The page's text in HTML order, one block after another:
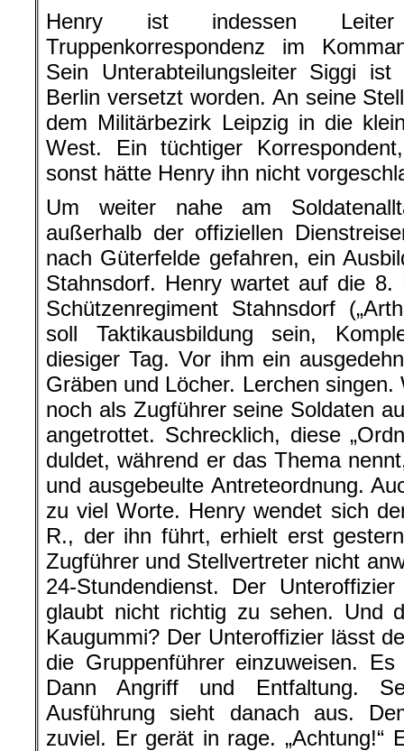
Henry ist indessen Leiter
Truppenkorrespondenz im
Sein Unterabteilungsleiter Siggi
Berlin versetzt worden. An seine
dem Militärbezirk Leipzig in die
West. Ein tüchtiger
sonst hätte Henry ihn nicht
Um weiter nahe am
außerhalb der offiziellen
nach Güterfelde gefahren, ein
Stahnsdorf. Henry wartet auf die 8.
Schützenregiment Stahnsdorf
soll Taktikausbildung sein,
diesiger Tag. Vor ihm ein
Gräben und Löcher. Lerchen
noch als Zugführer seine Soldaten
angetrottet. Schrecklich, diese
duldet, während er das Thema
und ausgebeulte Antreteordnung.
zu viel Worte. Henry wendet sich
R., der ihn führt, erhielt erst
Zugführer und Stellvertreter nicht
24-Stundendienst. Der
glaubt nicht richtig zu sehen. Und
Kaugummi? Der Unteroffizier lässt
die Gruppenführer einzuweisen.
Dann Angriff und Entfaltung.
Ausführung sieht danach aus.
zuviel. Er gerät in rage. „Achtung!“